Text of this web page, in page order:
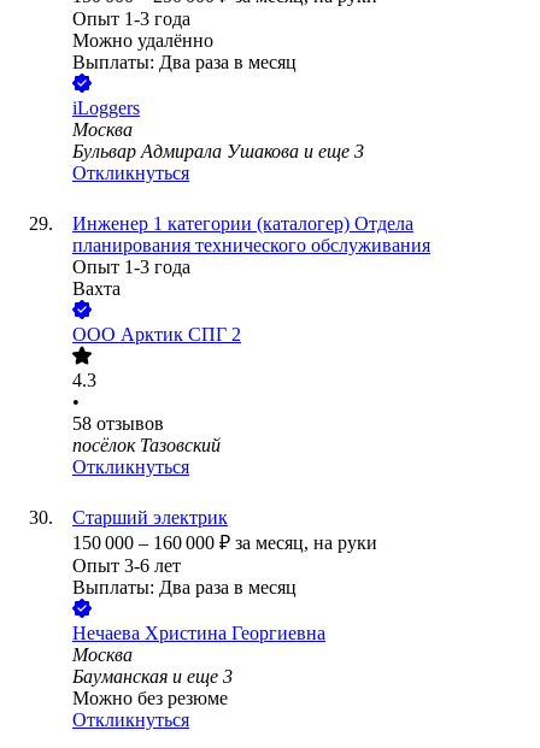
Опыт 1-3 года
Можно удалённо
Выплаты: Два раза в месяц
iLoggers
Москва
Бульвар Адмирала Ушакова и еще 3
Откликнуться
Инженер 1 категории (каталогер) Отдела
планирования технического обслуживания
Опыт 1-3 года
Вахта
ООО Арктик СПГ 2
4.3
•
58 отзывов
посёлок Тазовский
Откликнуться
Старший электрик
150 000 – 160 000 ₽ за месяц, на руки
Опыт 3-6 лет
Выплаты: Два раза в месяц
Нечаева Христина Георгиевна
Москва
Бауманская и еще 3
Можно без резюме
Откликнуться